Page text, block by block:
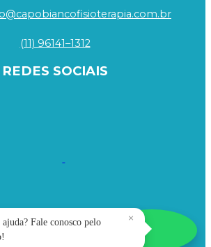
(11) 96141–1312
REDES SOCIAIS
ajuda? Fale conosco pelo
×